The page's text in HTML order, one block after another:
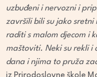
uzbuđeni i nervozni i
završili bili su jako
raditi s malom djecom i
maštoviti. Neki su rekli i
dana i njima to pruža